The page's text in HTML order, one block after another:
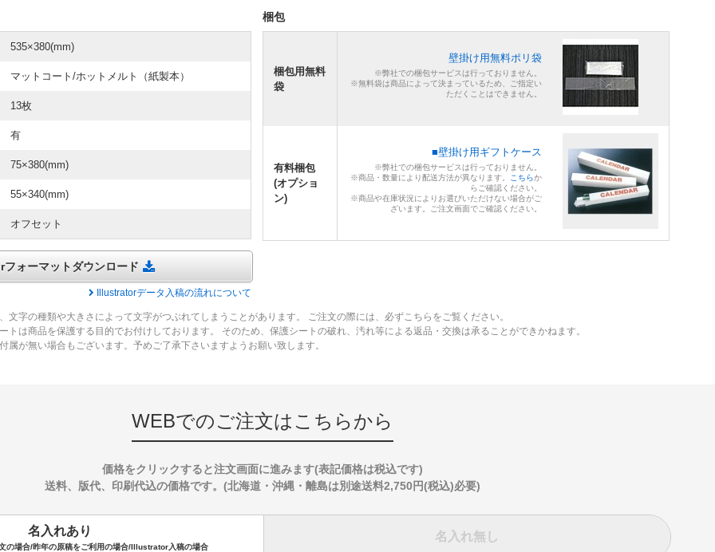
535×380(mm)
マットコート/ホットメルト（紙製本）
13枚
有
75×380(mm)
55×340(mm)
オフセット
ォーマットダウンロード
Illustratorデータ入稿の流れについて
梱包
梱包用無料
袋
壁掛け用無料ポリ袋
※弊社での梱包サービスは行っておりません。
※無料袋は商品によって決まっているため、ご指定い
ただくことはできません。
有料梱包
(オプショ
ン)
■壁掛け用ギフトケース
※弊社での梱包サービスは行っておりません。
※商品・数量により配送方法が異なります。
こちらか
らご確認ください。
※商品や在庫状況によりお選びいただけない場合がご
ざいます。ご注文画面でご確認ください。
字の種類や大きさによって文字がつぶれてしまうことがあります。 ご注文の際には、必ずこちらをご覧ください。
は商品を保護する目的でお付けしております。 そのため、保護シートの破れ、汚れ等による返品・交換は承ることができかねます。
属が無い場合もございます。予めご了承下さいますようお願い致します。
WEBでのご注文はこちらから
価格をクリックすると注文画面に進みます(表記価格は税込です)
送料、版代、印刷代込の価格です。(北海道・沖縄・離島は別途送料2,750円(税込)必要)
名入れあり
の場合/昨年の原稿をご利用の場合/Illustrator入稿の場合
名入れ無し